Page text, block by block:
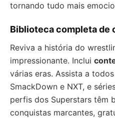
tornando tudo mais
Biblioteca completa de
Reviva a história do
impressionante. Inclui
várias eras. Assista a
SmackDown e NXT, e
perfis dos Superstars têm
conquistas marcantes,